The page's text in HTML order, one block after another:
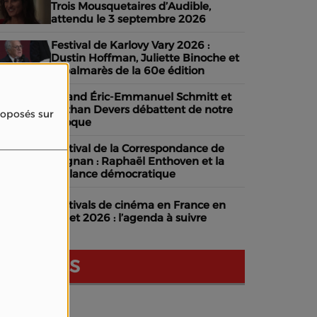
sur
Trois Mousquetaires d’Audible,
attendu le 3 septembre 2026
Festival de Karlovy Vary 2026 :
Dustin Hoffman, Juliette Binoche et
le palmarès de la 60e édition
Quand Éric-Emmanuel Schmitt et
Nathan Devers débattent de notre
époque
Festival de la Correspondance de
Grignan : Raphaël Enthoven et la
vigilance démocratique
Festivals de cinéma en France en
juillet 2026 : l’agenda à suivre
NOS AVIS